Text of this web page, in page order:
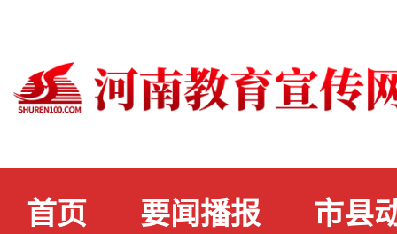
首页 要闻播报 市县